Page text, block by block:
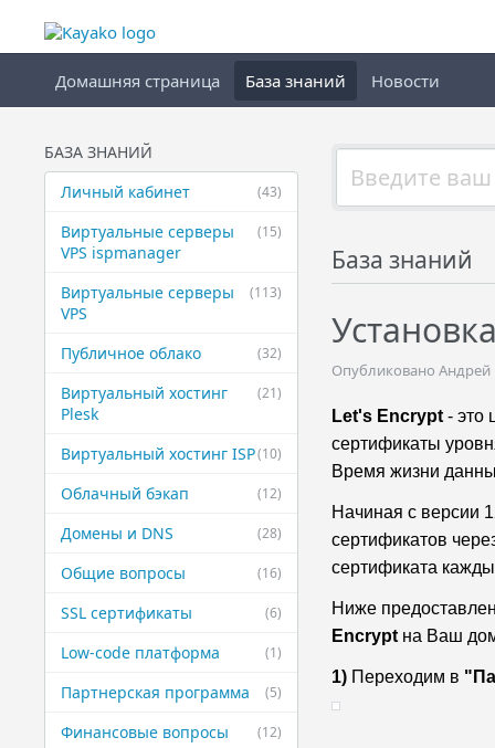
Домашняя страница База знаний Новости
БАЗА ЗНАНИЙ
(43)
Личный кабинет
(15)
Виртуальные ​серверы
VPS ispmanager
(113)
Виртуальные ​серверы
VPS
(32)
Публичное ​облако
(21)
Виртуальный ​хостинг
Plesk
(10)
Виртуальный ​хостинг ISP
(12)
Облачный бэкап
(28)
Домены и DNS
(16)
Общие вопросы
(6)
SSL сертификаты
(1)
Low-code платформа
(5)
Партнерская ​программа
(12)
Финансовые ​вопросы
База знаний
Опубликовано Андрей
Let's Encrypt- это
сертификаты
Время жизни
Начиная с версии
сертификатов
сертификата
Ниже
Encrypt на Ваш
1) Переходим в